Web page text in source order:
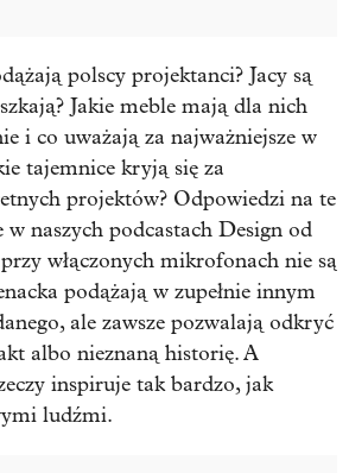
polscy projektanci? Jacy są
Jakie meble mają dla nich
i co uważają za najważniejsze w
tajemnice kryją się za
projektów? Odpowiedzi na te
naszych podcastach Design od
włączonych mikrofonach nie są
podążają w zupełnie innym
ale zawsze pozwalają odkryć
albo nieznaną historię. A
inspiruje tak bardzo, jak
ludźmi.